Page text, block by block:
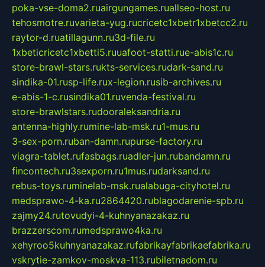
poka-vse-doma2.ruairgungames.ruallseo-host.ru
tehosmotre.ruvarieta-yug.rucricetc1xbetr1xbetcc2.ru
raytor-d.ruatillagunn.ru3d-file.ru
1xbeticricetc1xbetti5.ruuafoot-statti.rue-abis1c.ru
store-brawl-stars.rukts-services.rudark-sand.ru
sindika-01.rusp-life.rux-legion.rusib-archives.ru
e-abis-1-c.rusindika01.ruvenda-festival.ru
store-brawlstars.rudooraleksandria.ru
antenna-highly.rumine-lab-msk.ru1-mus.ru
3-sex-porn.ruban-damn.rupurse-factory.ru
viagra-tablet.rufasbags.ruadler-jun.rubandamn.ru
fincontech.ru3sexporn.ru1mus.rudarksand.ru
rebus-toys.ruminelab-msk.rualabuga-cityhotel.ru
medsprawo-4-ka.ru2864420.rublagodarenie-spb.ru
zajmy24.rutovudyi-4-kuhnyanazakaz.ru
brazzerscom.rumedsprawo4ka.ru
xehyroo5kuhnyanazakaz.rufabrikayfabrikaefabrika.ru
vskrytie-zamkov-moskva-113.rubiletnadom.ru